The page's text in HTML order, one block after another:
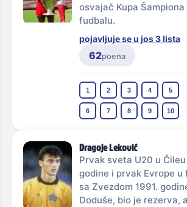
osvajač Kupa Šampiona
fudbalu.
pojavljuje se u jos 3 lista
62poena
1 2 3 4 5
6 7 8 9 10
Dragoje Leković
Prvak sveta U20 u Čileu
godine i prvak Evrope u
sa Zvezdom 1991.
Doduše, bio je rezerva,